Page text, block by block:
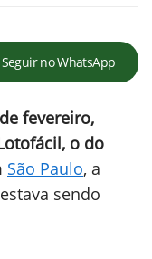
Seguir no WhatsApp
fevereiro,
o do
São Paulo, a
sendo